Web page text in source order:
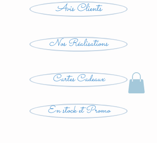
Avis Clients
Nos Réalisations
Cartes Cadeaux
En stock et Promo